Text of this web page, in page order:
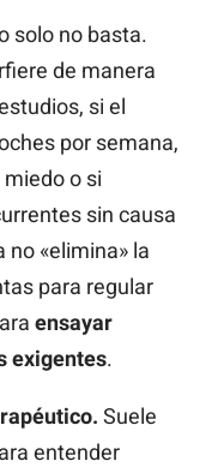
solo no basta.
de manera
si el
por semana,
o si
sin causa
«elimina» la
para regular
ensayar
exigentes.
Suele
entender